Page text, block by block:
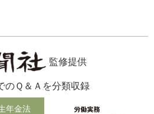
監修提供
のＱ＆Ａを分類収録
年金法